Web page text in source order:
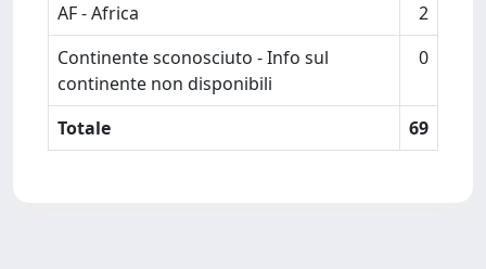
AF - Africa
2
Continente sconosciuto - Info sul
continente non disponibili
0
Totale 69